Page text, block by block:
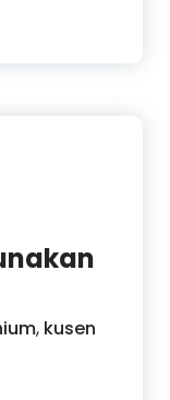
, kusen